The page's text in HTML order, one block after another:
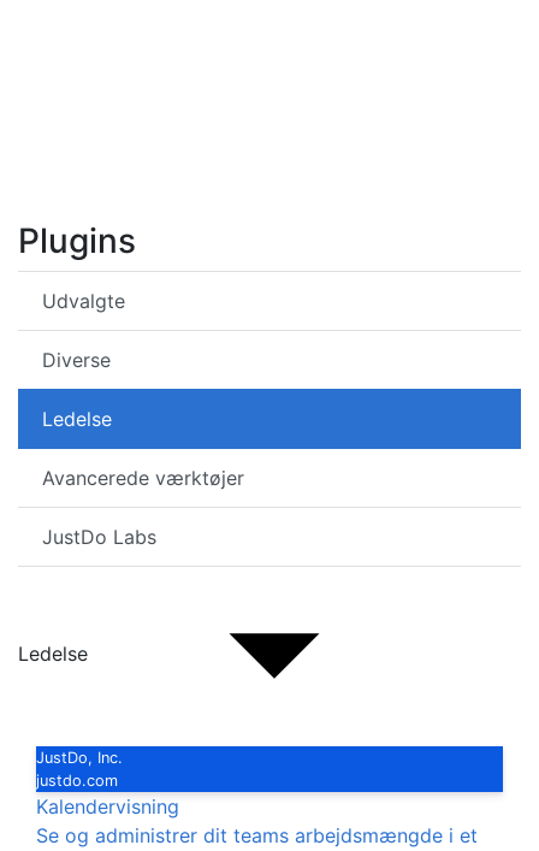
Plugins
Udvalgte
Diverse
Ledelse
Avancerede værktøjer
JustDo Labs
Ledelse
JustDo, Inc.
justdo.com
Kalendervisning
Se og administrer dit teams arbejdsmængde i et